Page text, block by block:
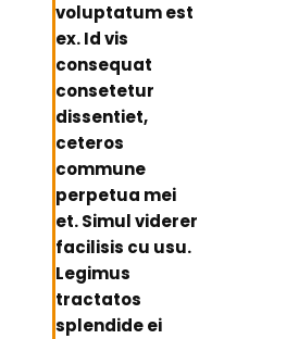
voluptatum est
ex. Id vis
consequat
consetetur
dissentiet,
ceteros
commune
perpetua mei
et. Simul viderer
facilisis cu usu.
Legimus
tractatos
splendide ei